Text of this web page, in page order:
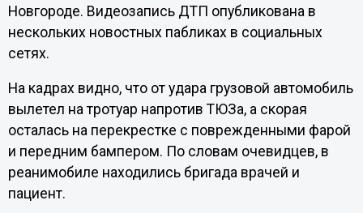
Новгороде. Видеозапись ДТП опубликована в
нескольких новостных пабликах в социальных
сетях.
На кадрах видно, что от удара грузовой автомобиль
вылетел на тротуар напротив ТЮЗа, а скорая
осталась на перекрестке с поврежденными фарой
и передним бампером. По словам очевидцев, в
реанимобиле находились бригада врачей и
пациент.